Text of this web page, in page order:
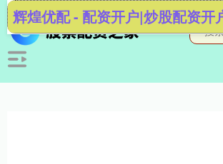
辉煌优配 - 配资开户|炒股配资开